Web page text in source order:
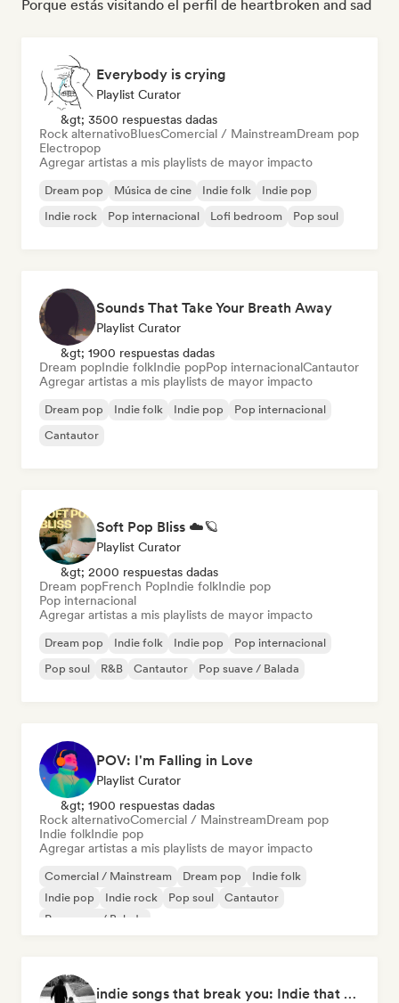
Porque estás visitando el perfil de heartbroken and sad
Everybody is crying
Playlist Curator
&gt; 3500 respuestas dadas
Rock alternativoBluesComercial / MainstreamDream pop
Electropop
Agregar artistas a mis playlists de mayor impacto
Dream pop Música de cine Indie folk
Indie pop
Indie rock
Pop internacional Lofi bedroom Pop soul
Sounds That Take Your Breath Away
Playlist Curator
&gt; 1900 respuestas dadas
Dream popIndie folkIndie popPop internacionalCantautor
Agregar artistas a mis playlists de mayor impacto
Dream pop Indie folk Indie pop
Pop internacional
Cantautor
Soft Pop Bliss ☁️🪐
Playlist Curator
&gt; 2000 respuestas dadas
Dream popFrench PopIndie folkIndie pop
Pop internacional
Agregar artistas a mis playlists de mayor impacto
Dream pop Indie folk Indie pop
Pop internacional
Pop soul
R&B Cantautor Pop suave / Balada
POV: I'm Falling in Love
Playlist Curator
&gt; 1900 respuestas dadas
Rock alternativoComercial / MainstreamDream pop
Indie folkIndie pop
Agregar artistas a mis playlists de mayor impacto
Comercial / Mainstream Dream pop
Indie folk
Indie pop
Indie rock Pop soul
Cantautor
Pop suave / Balada
indie songs that break you: Indie that hits deep